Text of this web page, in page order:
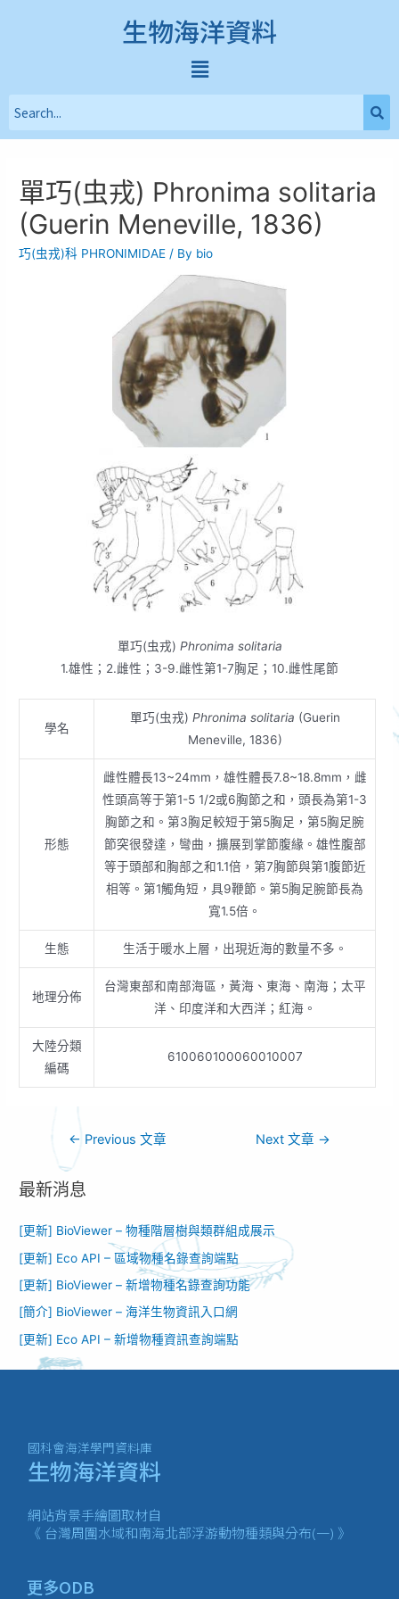
生物海洋資料
單巧(虫戎) Phronima solitaria
(Guerin Meneville, 1836)
巧(虫戎)科 PHRONIMIDAE / By bio
單巧(虫戎) Phronima solitaria
1.雄性；2.雌性；3-9.雌性第1-7胸足；10.雌性尾節
學名
單巧(虫戎) Phronima solitaria (Guerin
Meneville, 1836)
形態
雌性體長13~24mm，雄性體長7.8~18.8mm，雌
性頭高等于第1-5 1/2或6胸節之和，頭長為第1-3
胸節之和。第3胸足較短于第5胸足，第5胸足腕
節突很發達，彎曲，擴展到掌節腹緣。雄性腹部
等于頭部和胸部之和1.1倍，第7胸節與第1腹節近
相等。第1觸角短，具9鞭節。第5胸足腕節長為
寬1.5倍。
生態 生活于暖水上層，出現近海的數量不多。
地理分佈
台灣東部和南部海區，黃海、東海、南海；太平
洋、印度洋和大西洋；紅海。
大陸分類
編碼
610060100060010007
← Previous 文章 Next 文章 →
最新消息
[更新] BioViewer – 物種階層樹與類群組成展示
[更新] Eco API – 區域物種名錄查詢端點
[更新] BioViewer – 新增物種名錄查詢功能​
[簡介] BioViewer – 海洋生物資訊入口網​
[更新] Eco API – 新增物種資訊查詢端點
國科會海洋學門資料庫
生物海洋資料
網站背景手繪圖取材自
《 台灣周圍水域和南海北部浮游動物種類與分布(一) 》
更多ODB